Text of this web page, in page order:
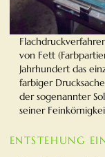
von Fett
Jahrhundert das
farbiger
der sogenannter
seiner
ENTSTEHUNG